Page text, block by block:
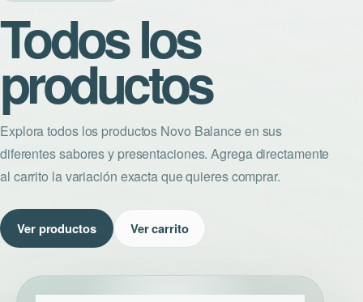
Todos los
productos
Explora todos los productos Novo Balance en sus
diferentes sabores y presentaciones. Agrega directamente
al carrito la variación exacta que quieres comprar.
Ver productos Ver carrito